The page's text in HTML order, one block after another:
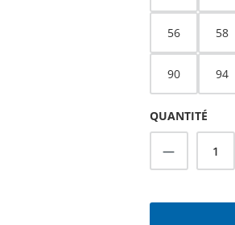
56 58
90 94
QUANTITÉ